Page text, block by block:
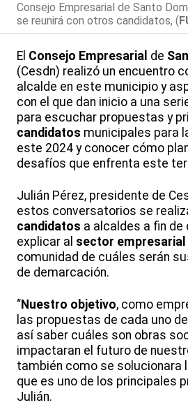
Consejo Empresarial de Santo
se reunirá con otros candidatos, (
El Consejo Empresarial de
(Cesdn) realizó un encuentro
alcalde en este municipio y
con el que dan inicio a una
para escuchar propuestas y
candidatos municipales para
este 2024 y conocer cómo
desafíos que enfrenta este
Julián Pérez, presidente de
estos conversatorios se
candidatos a alcaldes a fin de
explicar al sector empresarial
comunidad de cuáles serán
de demarcación.
“Nuestro objetivo, como
las propuestas de cada uno
así saber cuáles son obras
impactaran el futuro de
también como se solucionara
que es uno de los principales
Julián.